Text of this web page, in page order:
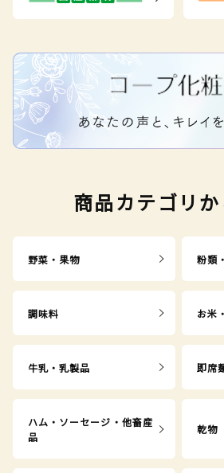
商品カテゴリ
野菜・果物 粉類
調味料 お米
牛乳・乳製品 即席
ハム・ソーセージ・他畜産
品
乾物